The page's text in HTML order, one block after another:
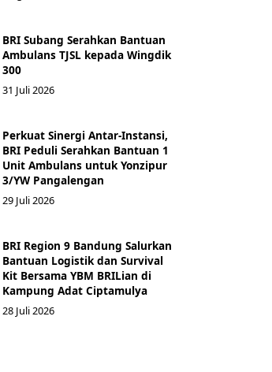
BRI Subang Serahkan Bantuan
Ambulans TJSL kepada Wingdik
300
31 Juli 2026
Perkuat Sinergi Antar-Instansi,
BRI Peduli Serahkan Bantuan 1
Unit Ambulans untuk Yonzipur
3/YW Pangalengan
29 Juli 2026
BRI Region 9 Bandung Salurkan
Bantuan Logistik dan Survival
Kit Bersama YBM BRILian di
Kampung Adat Ciptamulya
28 Juli 2026